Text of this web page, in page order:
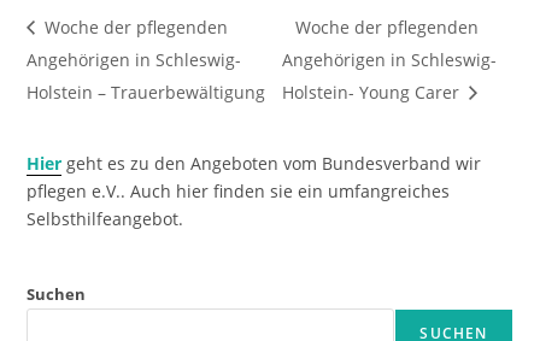
Woche der pflegenden
Angehörigen in Schleswig-
Holstein – Trauerbewältigung
Woche der pflegenden
Angehörigen in Schleswig-
Holstein- Young Carer
Hier geht es zu den Angeboten vom Bundesverband wir
pflegen e.V.. Auch hier finden sie ein umfangreiches
Selbsthilfeangebot.
Suchen
SUCHEN